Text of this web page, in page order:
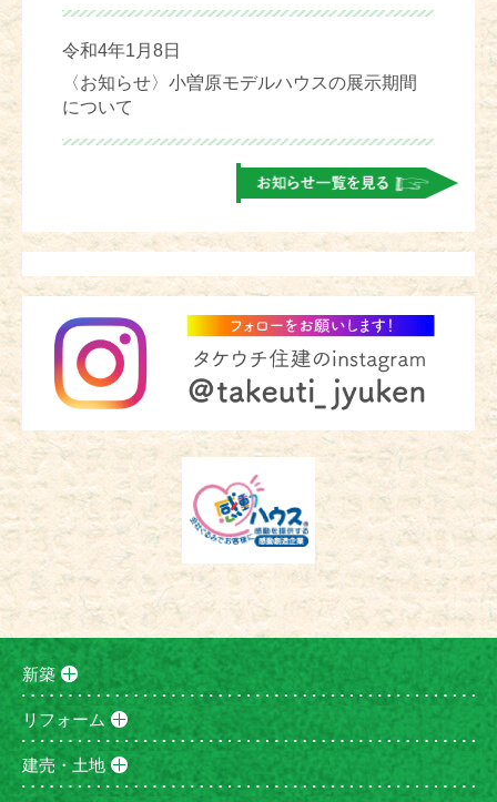
令和4年1月8日
〈お知らせ〉小曽原モデルハウスの展示期間
について
新築
リフォーム
建売・土地